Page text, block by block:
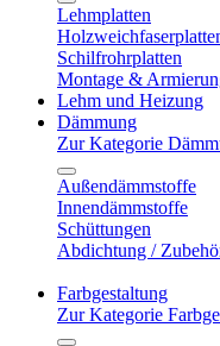
Lehmplatten
Schilfrohrplatten
Montage &
Lehm und Heizung
Dämmung
Zur Kategorie
Außendämmstoffe
Innendämmstoffe
Schüttungen
Abdichtung /
Farbgestaltung
Zur Kategorie